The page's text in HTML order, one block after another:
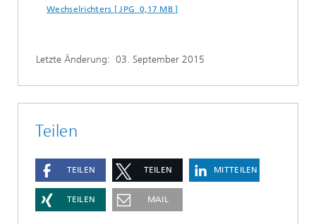
Wechselrichters [ JPG 0,17 MB ]
Letzte Änderung: 03. September 2015
Teilen
TEILEN TEILEN MITTEILEN
TEILEN MAIL